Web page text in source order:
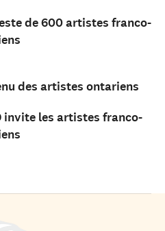
de 600 artistes franco-
des artistes ontariens
invite les artistes franco-